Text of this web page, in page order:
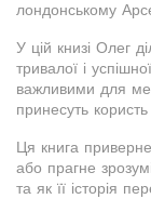
лондонському
У цій книзі Олег
тривалої і
важливими для
принесуть
Ця книга
або прагне
та як її історія